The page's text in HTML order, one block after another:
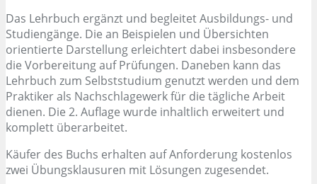
Das Lehrbuch ergänzt und begleitet Ausbildungs- und
Studiengänge. Die an Beispielen und Übersichten
orientierte Darstellung erleichtert dabei insbesondere
die Vorbereitung auf Prüfungen. Daneben kann das
Lehrbuch zum Selbststudium genutzt werden und dem
Praktiker als Nachschlagewerk für die tägliche Arbeit
dienen. Die 2. Auflage wurde inhaltlich erweitert und
komplett überarbeitet.
Käufer des Buchs erhalten auf Anforderung kostenlos
zwei Übungsklausuren mit Lösungen zugesendet.